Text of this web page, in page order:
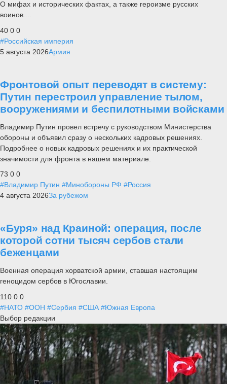
О мифах и исторических фактах, а также героизме русских
воинов....
40 0 0
#Российская империя
5 августа 2026Армия
Фронтовой опыт переводят в систему:
Путин перестроил управление тылом,
вооружениями и беспилотными войсками
Владимир Путин провел встречу с руководством Министерства
обороны и объявил сразу о нескольких кадровых решениях.
Подробнее о новых кадровых решениях и их практической
значимости для фронта в нашем материале.
73 0 0
#Владимир Путин #Минобороны РФ #Россия
4 августа 2026За рубежом
«Буря» над Краиной: операция, после
которой сотни тысяч сербов стали
беженцами
Военная операция хорватской армии, ставшая настоящим
геноцидом сербов в Югославии.
110 0 0
#НАТО #ООН #Сербия #США #Южная Европа
Выбор редакции